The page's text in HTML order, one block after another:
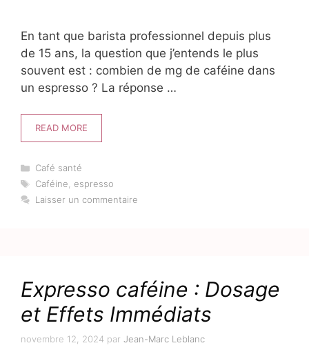
En tant que barista professionnel depuis plus
de 15 ans, la question que j’entends le plus
souvent est : combien de mg de caféine dans
un espresso ? La réponse …
READ MORE
Catégories
Café santé
Étiquettes
Caféine, espresso
Laisser un commentaire
Expresso caféine : Dosage
et Effets Immédiats
novembre 12, 2024 par Jean-Marc Leblanc